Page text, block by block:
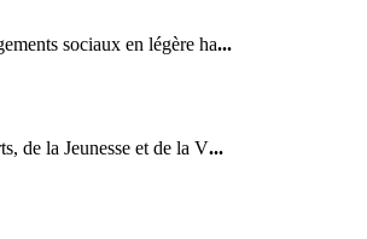
sociaux en légère ha...
de la Jeunesse et de la V...